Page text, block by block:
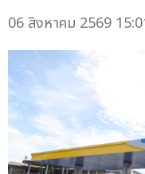
06 สิงหาคม 2569